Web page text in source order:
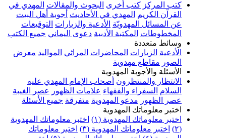
كتب أخرى البحوث والمقالات المهدي في
المهدي في الأحاديث أجوبة أهل البيت
المسائل المهدويّة الأدعية والزيارات التوقيعات
المكتبة الأدبية دعوى اليماني جميع الكتب
متعددة
الزيارات المحاضرات المراثي المواليد معرض
مقاطع مهدوية
والأجوبة المهدوية
والمنتظرون أصحاب الإمام المهدي عليه
السفراء والفقهاء علامات الظهور عصر الغيبة
مدعو المهدوية متفرقة جميع الأسئلة
معلوماتك المهدوية
معلوماتك المهدوية (١)
اختبر معلوماتك المهدوية
اختبر معلوماتك المهدوية (٣)
اختبر معلوماتك